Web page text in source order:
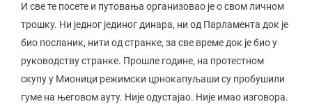
И све те посете и путовања организовао је о свом личном
трошку. Ни једног јединог динара, ни од Парламента док је
био посланик, нити од странке, за све време док је био у
руководству странке. Прошле године, на протестном
скупу у Мионици режимски црнокапуљаши су пробушили
гуме на његовом ауту. Није одустајао. Није имао изговора.